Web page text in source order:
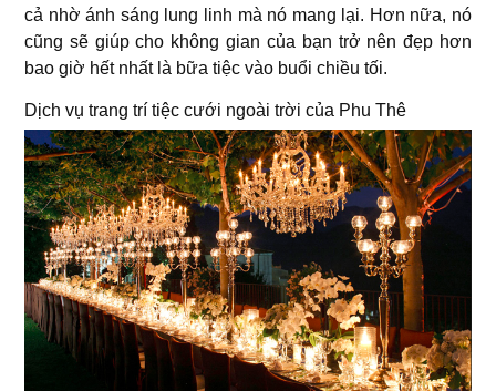
cả nhờ ánh sáng lung linh mà nó mang lại. Hơn nữa, nó
cũng sẽ giúp cho không gian của bạn trở nên đẹp hơn
bao giờ hết nhất là bữa tiệc vào buổi chiều tối.
Dịch vụ trang trí tiệc cưới ngoài trời của Phu Thê